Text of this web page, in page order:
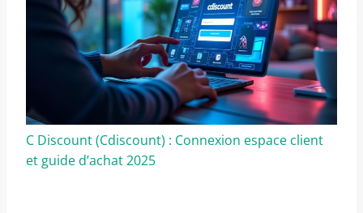
C Discount (Cdiscount) : Connexion espace client
et guide d’achat 2025